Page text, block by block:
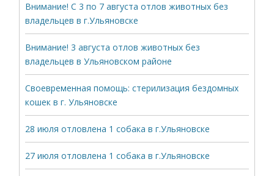
Внимание! С 3 по 7 августа отлов животных без
владельцев в г.Ульяновске
Внимание! 3 августа отлов животных без
владельцев в Ульяновском районе
Своевременная помощь: стерилизация бездомных
кошек в г. Ульяновске
28 июля отловлена 1 собака в г.Ульяновске
27 июля отловлена 1 собака в г.Ульяновске